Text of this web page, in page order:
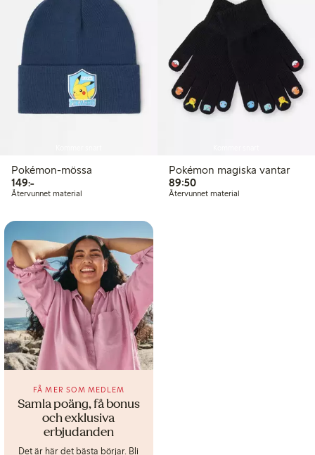
Pokémon-mössa
149:-149,00 kr
Återvunnet material
Pokémon magiska vantar
89:5089,50 kr
Återvunnet material
Samla poäng, få bonus
och exklusiva
erbjudanden
FÅ MER SOM MEDLEM
Det är här det bästa börjar. Bli